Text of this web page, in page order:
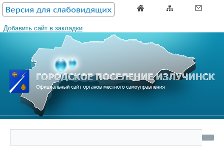
Версия для слабовидящих
Добавить сайт в закладки